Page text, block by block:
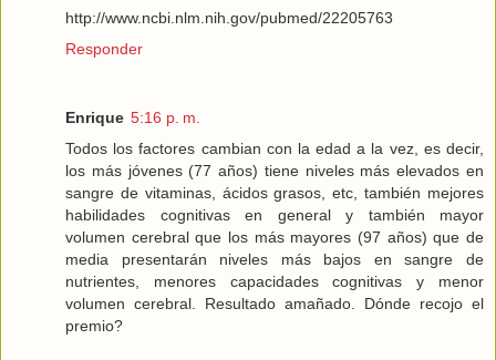
http://www.ncbi.nlm.nih.gov/pubmed/22205763
Responder
Enrique 5:16 p. m.
Todos los factores cambian con la edad a la vez, es decir,
los más jóvenes (77 años) tiene niveles más elevados en
sangre de vitaminas, ácidos grasos, etc, también mejores
habilidades cognitivas en general y también mayor
volumen cerebral que los más mayores (97 años) que de
media presentarán niveles más bajos en sangre de
nutrientes, menores capacidades cognitivas y menor
volumen cerebral. Resultado amañado. Dónde recojo el
premio?